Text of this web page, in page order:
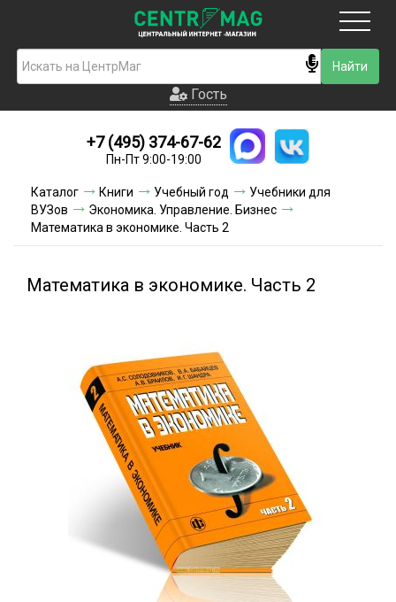
Гость
Новинки
Условия доставки
Условия оплаты
Гость
+7 (495) 374-67-62
Пн-Пт 9:00-19:00
Каталог Книги Учебный год
Учебники для
ВУЗов
Экономика. Управление. Бизнес
Математика в экономике. Часть 2
Математика в экономике. Часть 2